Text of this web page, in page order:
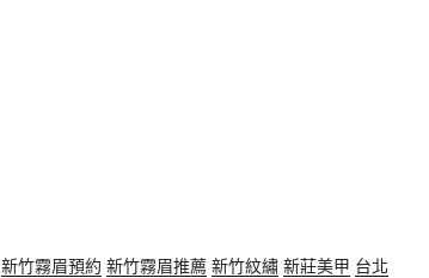
新竹霧眉預約 新竹霧眉推薦 新竹紋繡 新莊美甲 台北